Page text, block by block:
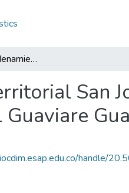
Plan Básico de Ordenamiento Territorial San José del Guaviare Guaviare 2008 - 2011: PBOT San José del Guaviare Guaviare 2008 - 2011
San
handle/